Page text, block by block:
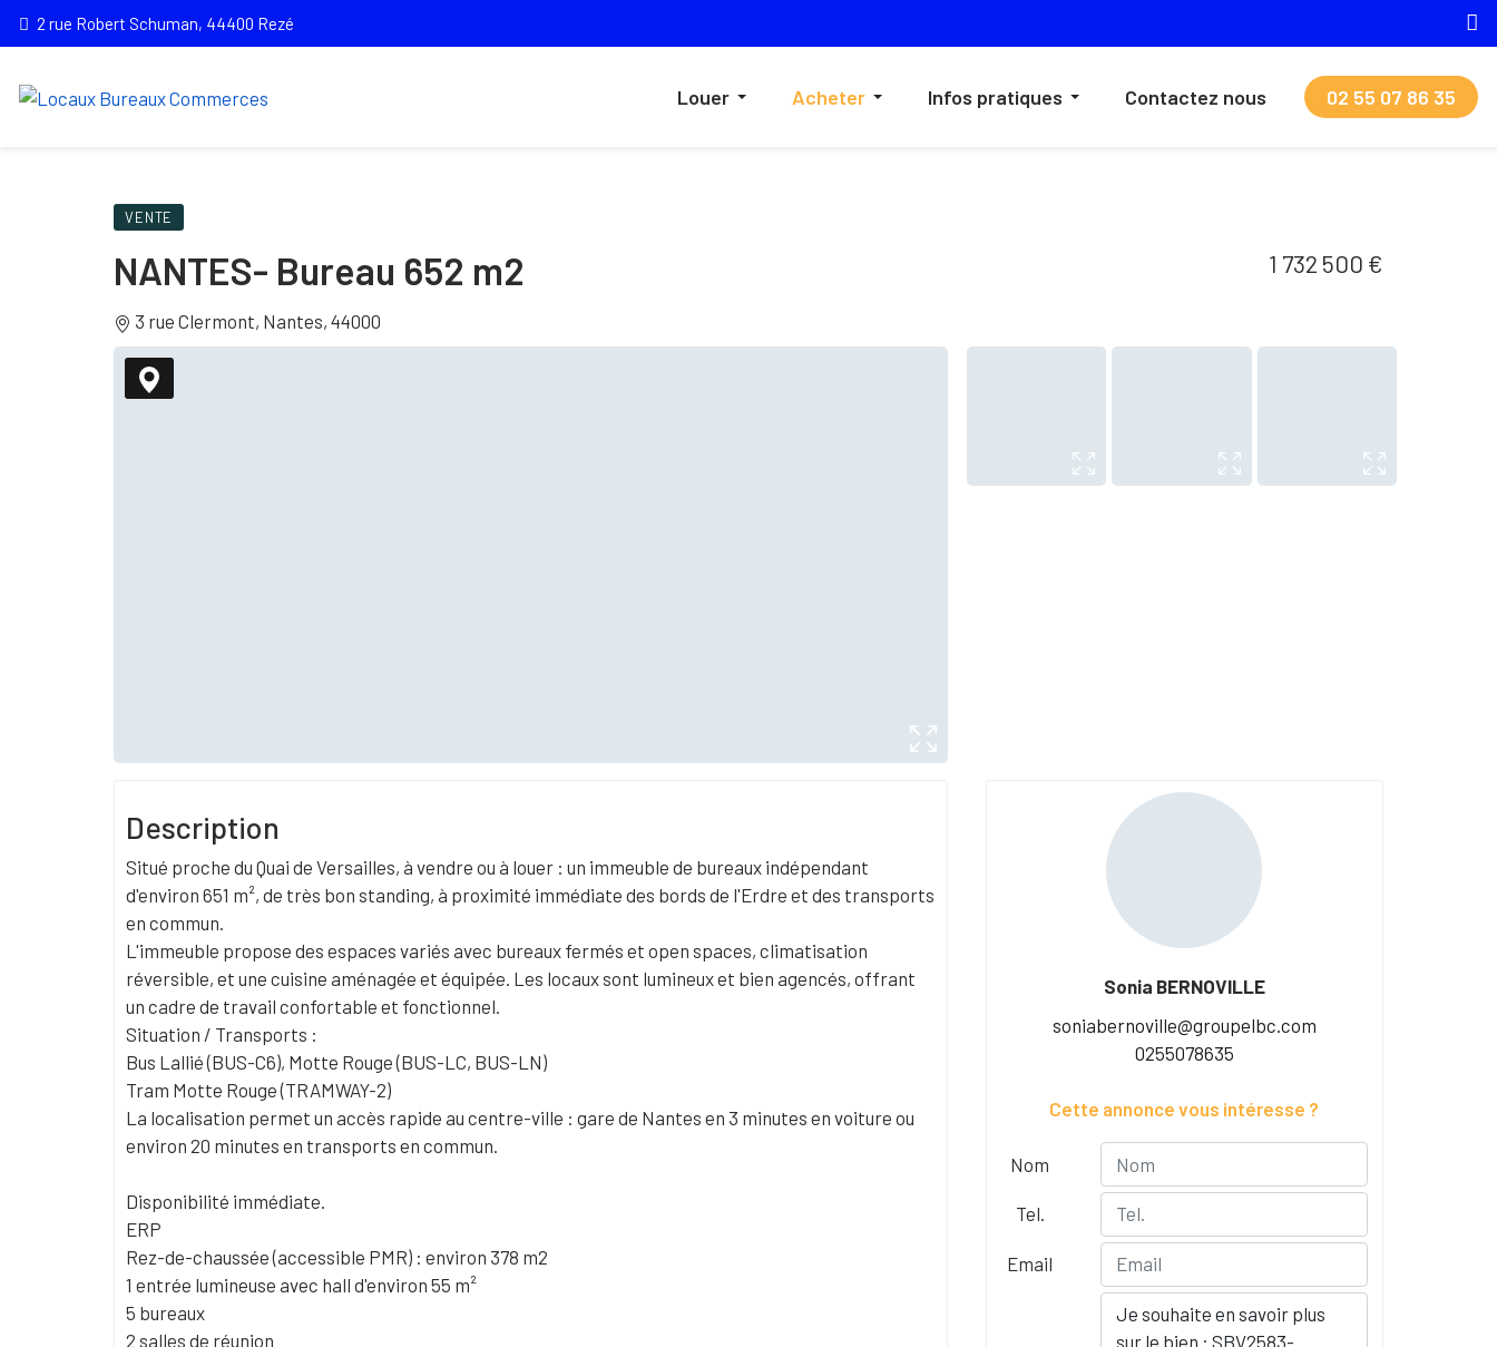
2 rue Robert Schuman, 44400 Rezé
Louer Acheter Infos pratiques Contactez nous 02 55 07 86 35
VENTE
NANTES- Bureau 652 m2
3 rue Clermont, Nantes, 44000
1 732 500 €
Description
Situé proche du Quai de Versailles, à vendre ou à louer : un immeuble de bureaux indépendant
d'environ 651 m², de très bon standing, à proximité immédiate des bords de l'Erdre et des transports
en commun.
L'immeuble propose des espaces variés avec bureaux fermés et open spaces, climatisation
réversible, et une cuisine aménagée et équipée. Les locaux sont lumineux et bien agencés, offrant
un cadre de travail confortable et fonctionnel.
Situation / Transports :
Bus Lallié (BUS-C6), Motte Rouge (BUS-LC, BUS-LN)
Tram Motte Rouge (TRAMWAY-2)
La localisation permet un accès rapide au centre-ville : gare de Nantes en 3 minutes en voiture ou
environ 20 minutes en transports en commun.
Disponibilité immédiate.
ERP
Rez-de-chaussée (accessible PMR) : environ 378 m2
1 entrée lumineuse avec hall d'environ 55 m²
5 bureaux
2 salles de réunion
Sonia BERNOVILLE
soniabernoville@groupelbc.com
0255078635
Cette annonce vous intéresse ?
Nom
Tel.
Email